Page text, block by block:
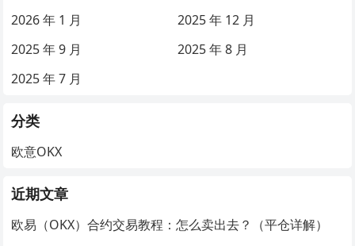
2026 年 1 月
2025 年 12 月
2025 年 9 月
2025 年 8 月
2025 年 7 月
分类
欧意OKX
近期文章
欧易（OKX）合约交易教程：怎么卖出去？（平仓详解）